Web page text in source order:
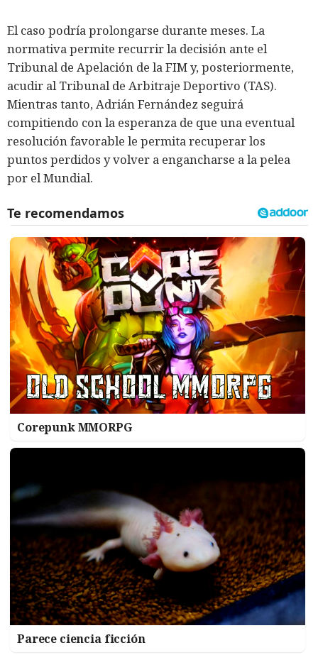
El caso podría prolongarse durante meses. La
normativa permite recurrir la decisión ante el
Tribunal de Apelación de la FIM y, posteriormente,
acudir al Tribunal de Arbitraje Deportivo (TAS).
Mientras tanto, Adrián Fernández seguirá
compitiendo con la esperanza de que una eventual
resolución favorable le permita recuperar los
puntos perdidos y volver a engancharse a la pelea
por el Mundial.
Corepunk MMORPG
Parece ciencia ficción